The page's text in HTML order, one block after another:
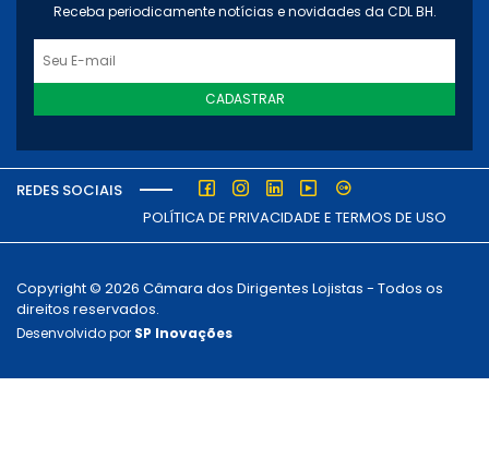
Receba periodicamente notícias e novidades da CDL BH.
CADASTRAR
REDES SOCIAIS
POLÍTICA DE PRIVACIDADE E TERMOS DE USO
Copyright © 2026 Câmara dos Dirigentes Lojistas - Todos os
direitos reservados.
Desenvolvido por SP Inovações